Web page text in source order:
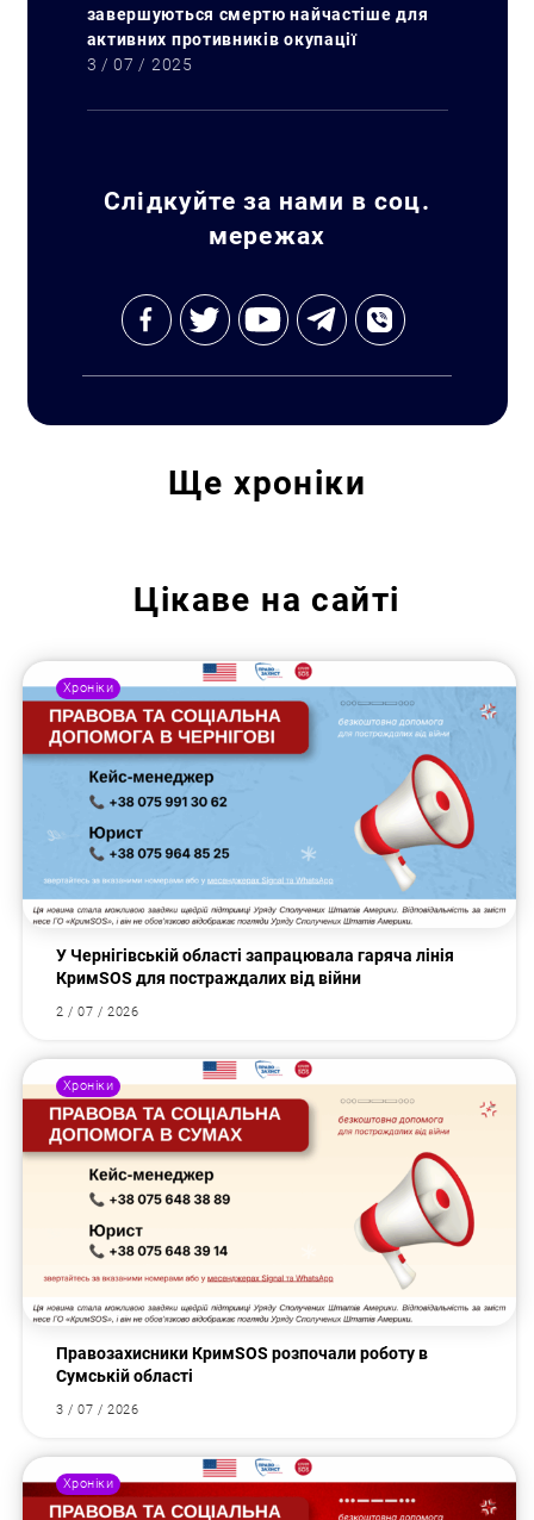
завершуються смертю найчастіше для
активних противників окупації
3 / 07 / 2025
Слідкуйте за нами в соц.
мережах
Щехроніки
Цікаве на сайті
Хроніки
У Чернігівській області запрацювала гаряча лінія
КримSOS для постраждалих від війни
2 / 07 / 2026
Хроніки
Правозахисники КримSOS розпочали роботу в
Сумській області
3 / 07 / 2026
Хроніки